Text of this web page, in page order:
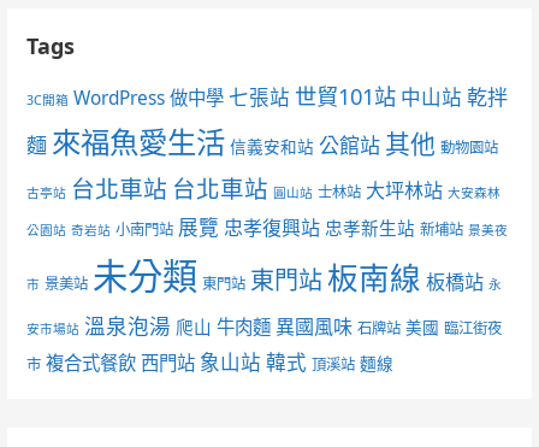
Tags
3C開箱 WordPress 做中學 七張站 世貿101站 中山站 乾拌
麵 來福魚愛生活 信義安和站 公館站 其他 動物園站
古亭站 台北車站 台北車站 圓山站 士林站 大坪林站 大安森林
公園站 奇岩站 小南門站 展覽 忠孝復興站 忠孝新生站 新埔站 景美夜
市 景美站 未分類 東門站 東門站板南線 板橋站 永
安市場站 溫泉泡湯 爬山 牛肉麵 異國風味 石牌站 美國 臨江街夜
市 複合式餐飲 西門站 象山站 韓式 頂溪站 麵線